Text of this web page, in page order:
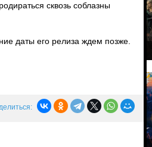
сквозь соблазны
даты его релиза ждем позже.